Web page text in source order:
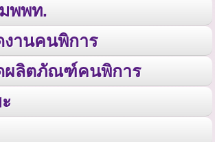
พพท.
งานคนพิการ
ผลิตภัณฑ์คนพิการ